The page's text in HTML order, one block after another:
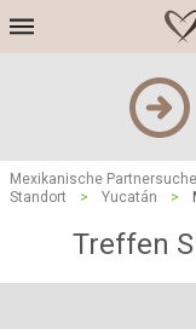
Mexikanische Partnersuche
Standort
> Yucatán >
Treffen